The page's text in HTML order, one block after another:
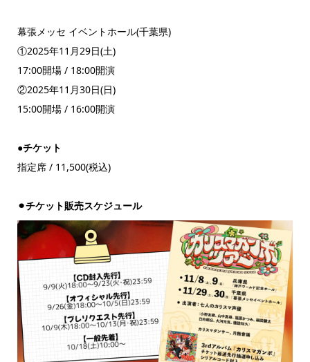
幕張メッセ イベントホール(千葉県)
①2025年11月29日(土)
17:00開場 / 18:00開演
②2025年11月30日(日)
15:00開場 / 16:00開演
●チケット
指定席 / 11,500(税込)
⚫︎チケット販売スケジュール